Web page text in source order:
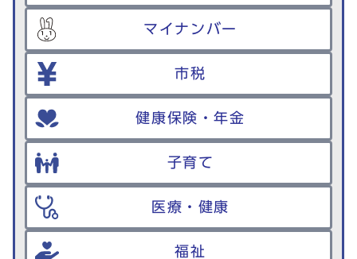
マイナンバー
市税
健康保険・年金
子育て
医療・健康
福祉